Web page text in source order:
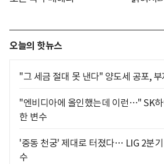
오늘의 핫뉴스
"그 세금 절대 못 낸다" 양도세 공포,
"엔비디아에 올인했는데 이런…" SK
한 변수
'중동 천궁' 제대로 터졌다… LIG 2분
수